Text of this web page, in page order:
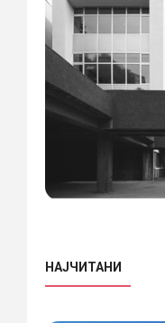
НАЈЧИТАНИ